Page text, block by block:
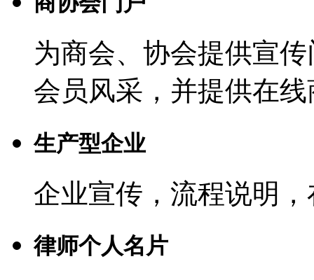
为商会、协会提供宣
会员风采，并提供在
生产型企业
企业宣传，流程说明
律师个人名片